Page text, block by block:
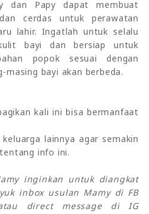
dan Papy dapat membuat
cerdas untuk perawatan
lahir. Ingatlah untuk selalu
bayi dan bersiap untuk
popok sesuai dengan
masing bayi akan berbeda.
kali ini bisa bermanfaat
lainnya agar semakin
info ini.
inginkan untuk diangkat
inbox usulan Mamy di FB
direct message di IG